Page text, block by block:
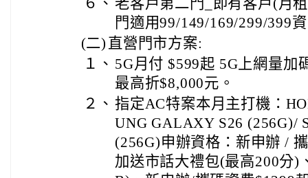
６、 老客戶第二門_即有客戶(月
門適用99/149/169/299/399
(二) 直營門市方案:
１、 5G月付 $599起 5G上網量加
最高折$8,000元。
２、 指定AC特案本月主打機：
UNG GALAXY S26 (256G)/
(256G)申辦資格：新申辦 /
加送市話大禮包(最高200分)